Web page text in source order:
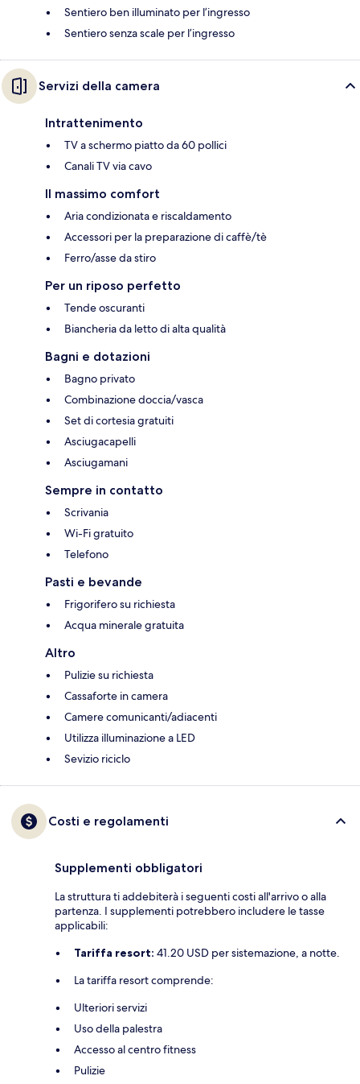
Sentiero ben illuminato per l’ingresso
Sentiero senza scale per l’ingresso
Servizi della camera
Intrattenimento
TV a schermo piatto da 60 pollici
Canali TV via cavo
Il massimo comfort
Aria condizionata e riscaldamento
Accessori per la preparazione di caffè/tè
Ferro/asse da stiro
Per un riposo perfetto
Tende oscuranti
Biancheria da letto di alta qualità
Bagni e dotazioni
Bagno privato
Combinazione doccia/vasca
Set di cortesia gratuiti
Asciugacapelli
Asciugamani
Sempre in contatto
Scrivania
Wi-Fi gratuito
Telefono
Pasti e bevande
Frigorifero su richiesta
Acqua minerale gratuita
Altro
Pulizie su richiesta
Cassaforte in camera
Camere comunicanti/adiacenti
Utilizza illuminazione a LED
Sevizio riciclo
Costi e regolamenti
Supplementi obbligatori
La struttura ti addebiterà i seguenti costi all'arrivo o alla
partenza. I supplementi potrebbero includere le tasse
applicabili:
Tariffa resort: 41.20 USD per sistemazione, a notte.
La tariffa resort comprende:
Ulteriori servizi
Uso della palestra
Accesso al centro fitness
Pulizie